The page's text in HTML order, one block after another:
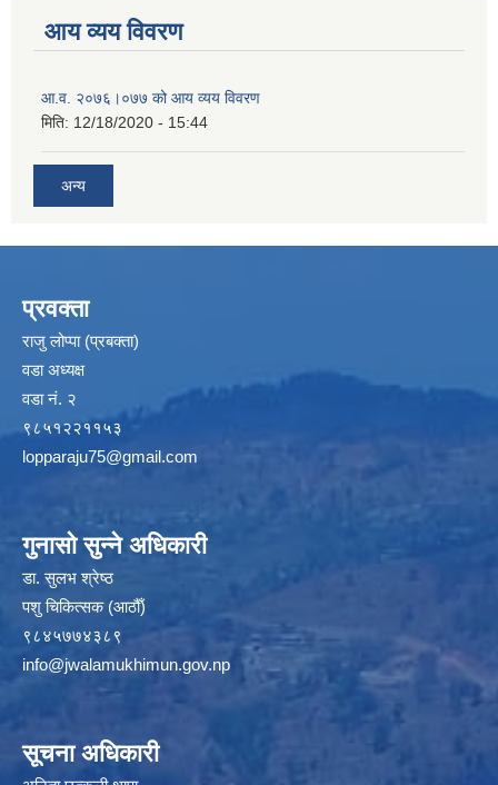
आय व्यय विवरण
आ.व. २०७६।०७७ को आय व्यय विवरण
मिति: 12/18/2020 - 15:44
अन्य
प्रवक्ता
राजु लोप्पा (प्रबक्ता)
वडा अध्यक्ष
वडा नं. २
९८५१२२११५३
lopparaju75@gmail.com
गुनासो सुन्ने अधिकारी
डा. सुलभ श्रेष्ठ
पशु चिकित्सक (आठौँ)
९८४५७७४३८९
info@jwalamukhimun.gov.np
सूचना अधिकारी